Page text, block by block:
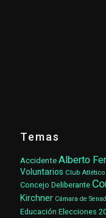
Temas
AccidenteAlberto
Voluntarios Club
Concejo Deliberante
Kirchner Cámara de
Educación Elecciones